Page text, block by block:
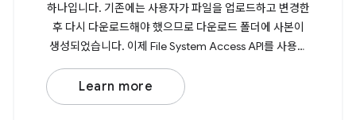
하나입니다. 기존에는 사용자가 파일을 업로드하고 변경한
후 다시 다운로드해야 했으므로 다운로드 폴더에 사본이
생성되었습니다. 이제 File System Access API를 사용하
면 사용자가 파일을 직접 열고 수정하고 변경사항을 원본
파일에 다시 저장할 수 있습니다. 파일을 열려면 선택한 파
일 또는 파일 배열이 포함된 프로미스를 반환하는
Learn more